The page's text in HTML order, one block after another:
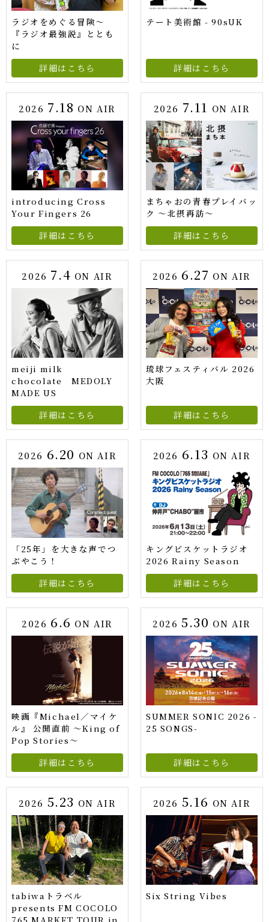
ラジオをめぐる冒険～
『ラジオ最強説』ととも
に
詳細はこちら
テート美術館 - 90sUK
詳細はこちら
2026 7.18 ON AIR
introducing Cross
Your Fingers 26
詳細はこちら
2026 7.11 ON AIR
まちゃおの青春プレイバッ
ク ～北摂再訪～
詳細はこちら
2026 7.4 ON AIR
meiji milk
chocolate MEDOLY
MADE US
詳細はこちら
2026 6.27 ON AIR
琉球フェスティバル 2026
大阪
詳細はこちら
2026 6.20 ON AIR
「25年」を大きな声でつ
ぶやこう！
詳細はこちら
2026 6.13 ON AIR
キングビスケットラジオ
2026 Rainy Season
詳細はこちら
2026 6.6 ON AIR
映画『Michael／マイケ
ル』 公開直前 ～King of
Pop Stories～
詳細はこちら
20265.30 ON AIR
SUMMER SONIC 2026 -
25 SONGS-
詳細はこちら
2026 5.23 ON AIR
tabiwaトラベル
presents FM COCOLO
2026 5.16 ON AIR
Six String Vibes